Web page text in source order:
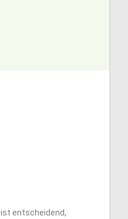
ist entscheidend,